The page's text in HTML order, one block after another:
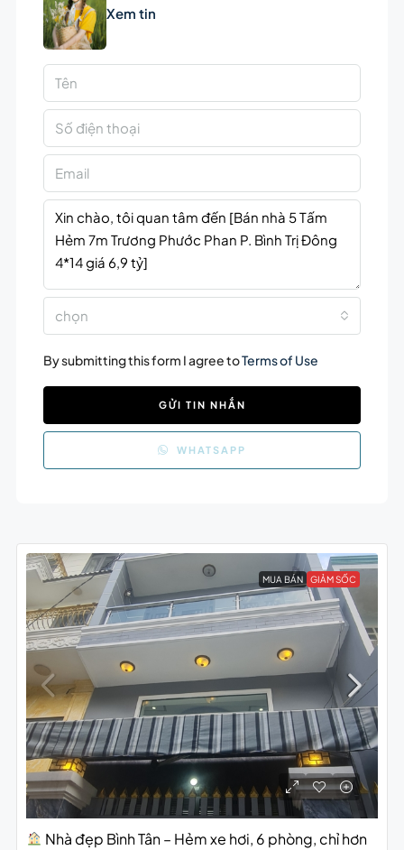
Xem tin
chọn
By submitting this form I agree toTerms of Use
GỬI TIN NHẮN
WHATSAPP
MUA BÁN GIẢM SỐC
Nhà đẹp Bình Tân – Hẻm xe hơi, 6 phòng, chỉ hơn